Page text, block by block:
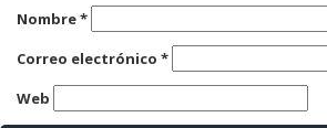
Nombre*
Correo electrónico *
Web